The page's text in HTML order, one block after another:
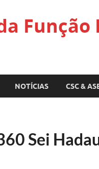
Função
NOTÍCIAS CSC &
Sei